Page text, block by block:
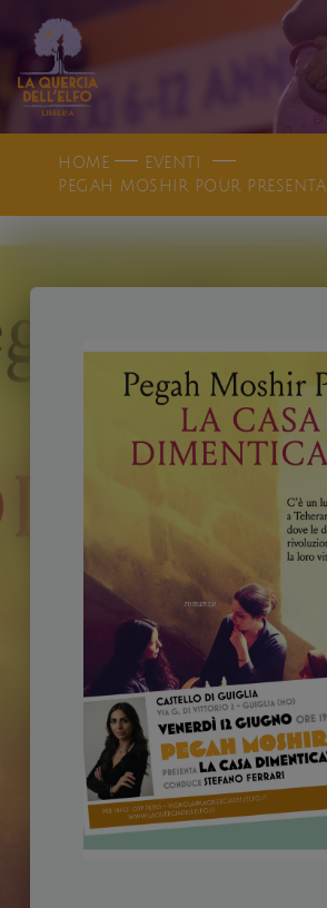
HOME
EVENTI